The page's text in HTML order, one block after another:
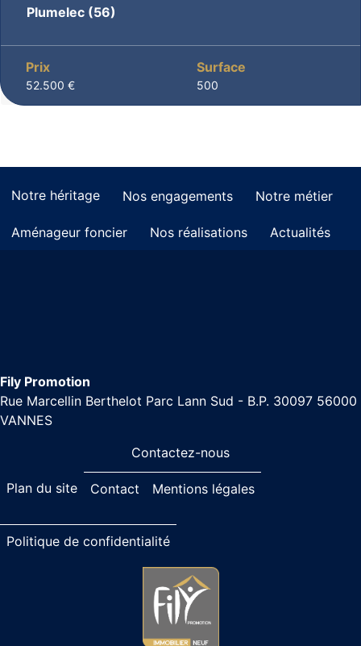
Plumelec (56)
Prix
52.500 €
Surface
500
Notre héritage Nos engagements Notre métier
Aménageur foncier Nos réalisations Actualités
Fily Promotion
Rue Marcellin Berthelot Parc Lann Sud - B.P. 30097 56000
VANNES
Contactez-nous
Plan du site Contact Mentions légales
Politique de confidentialité